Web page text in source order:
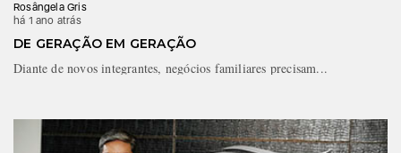
Rosângela Gris
há 1 ano atrás
DE GERAÇÃO EM GERAÇÃO
Diante de novos integrantes, negócios familiares precisam...